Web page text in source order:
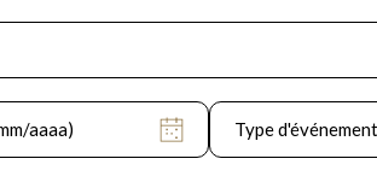
Type d'événement